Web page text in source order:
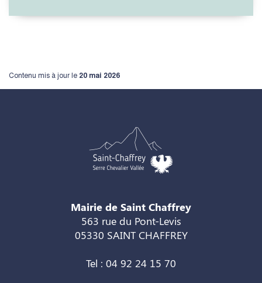
Contenu mis à jour le 20 mai 2026
Mairie de Saint Chaffrey
563 rue du Pont-Levis
05330 SAINT CHAFFREY
Tel : 04 92 24 15 70